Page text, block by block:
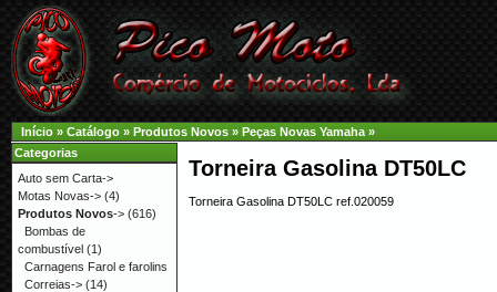
Início » Catálogo » Produtos Novos » Peças Novas Yamaha »
Torneira Gasolina DT50LC
Torneira Gasolina DT50LC ref.020059
Categorias
Auto sem Carta->
Motas Novas-> (4)
Produtos Novos-> (616)
Bombas de
combustível (1)
Carnagens Farol e farolins
Correias-> (14)